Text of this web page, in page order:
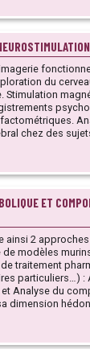
virtuelle et
Analyse du
chez des
analyse des
ET
ainsi 2
modèles
traitement
particuliers…) :
Analyse du
hédonique.
(masse grasse/